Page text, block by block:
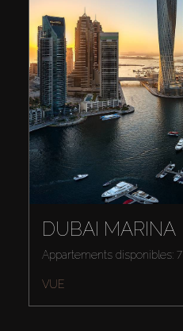
DUBAI MARINA
Appartements disponibles: 7
VUE